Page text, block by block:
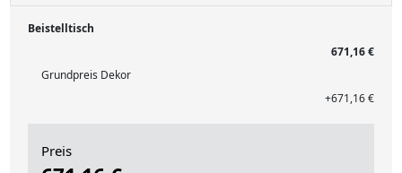
Beistelltisch
671,16 €
Grundpreis Dekor
+671,16 €
Preis